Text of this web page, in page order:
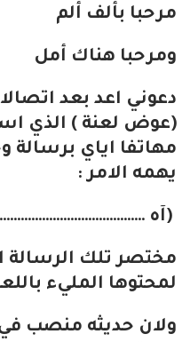
مرحبا بألف ألم
ومرحبا هناك أمل
دعوني اعد بعد
(عوض لعنة ) الذي
مهاتفا اياي برسالة
يهمه الامر :
(آه
مختصر تلك الرسالة
لمحتوها المليء
ولان حديثه منصب